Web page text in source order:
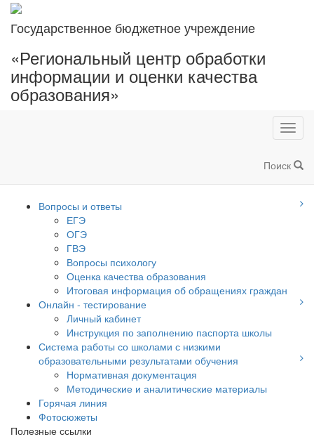
Государственное бюджетное учреждение
«Региональный центр обработки
информации и оценки качества
образования»
Поиск
Вопросы и ответы
ЕГЭ
ОГЭ
ГВЭ
Вопросы психологу
Оценка качества образования
Итоговая информация об обращениях граждан
Онлайн - тестирование
Личный кабинет
Инструкция по заполнению паспорта школы
Система работы со школами с низкими
образовательными результатами обучения
Нормативная документация
Методические и аналитические материалы
Горячая линия
Фотосюжеты
Полезные ссылки